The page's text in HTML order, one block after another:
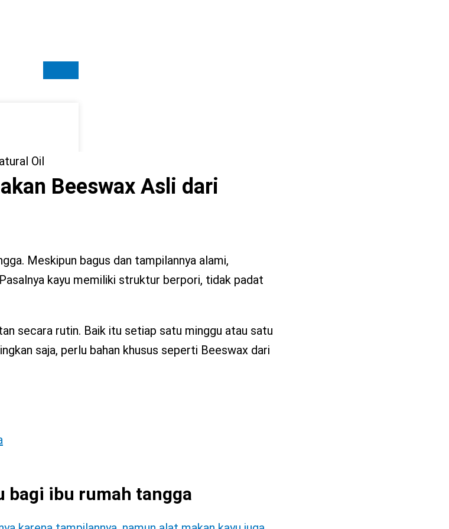
Beeswax Asli dari
Meskipun bagus dan tampilannya alami,
kayu memiliki struktur berpori, tidak padat
secara rutin. Baik itu setiap satu minggu atau satu
saja, perlu bahan khusus seperti Beeswax dari
bagi ibu rumah tangga